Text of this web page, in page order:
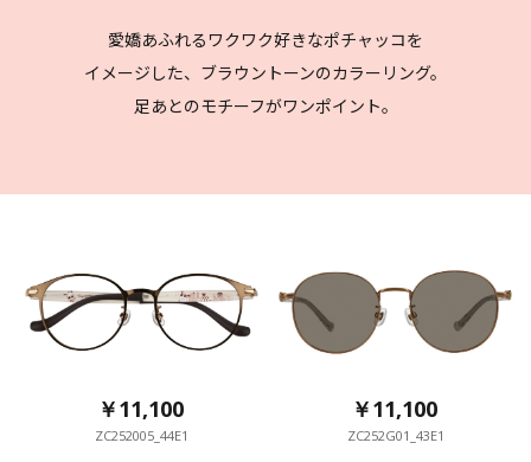
愛嬌あふれるワクワク好きなポチャッコを
イメージした、ブラウントーンのカラーリング。
足あとのモチーフがワンポイント。
￥11,100
ZC252005_44E1
￥11,100
ZC252G01_43E1